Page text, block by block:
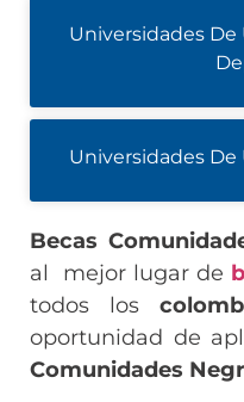
Universidades De
Universidades De
Becas
al mejor lugar de
todos los
oportunidad de
Comunidades